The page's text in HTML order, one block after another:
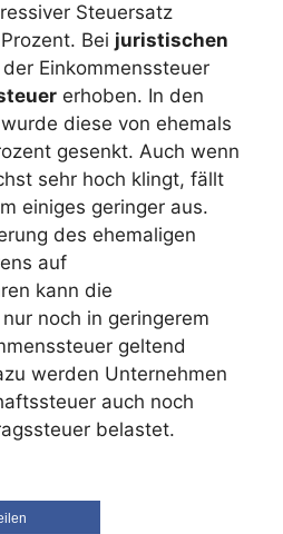
Steuersatz
Bei juristischen
Einkommenssteuer
erhoben. In den
diese von ehemals
gesenkt. Auch wenn
sehr hoch klingt, fällt
einiges geringer aus.
des ehemaligen
auf
kann die
noch in geringerem
geltend
werden Unternehmen
auch noch
belastet.